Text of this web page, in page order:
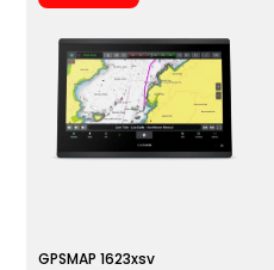
GPSMAP 1623xsv